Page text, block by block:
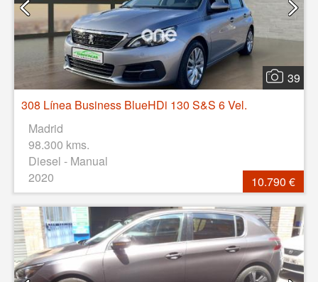
39
308 Línea Business BlueHDi 130 S&S 6 Vel.
Madrid
98.300 kms.
Diesel - Manual
2020
10.790 €